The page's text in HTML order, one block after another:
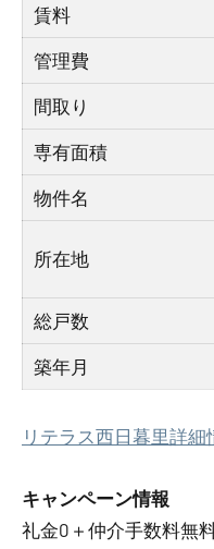
賃料
管理費
間取り
専有面積
物件名
所在地
総戸数
築年月
リテラス西日暮里詳細
キャンペーン情報
礼金0 ＋ 仲介手数料無